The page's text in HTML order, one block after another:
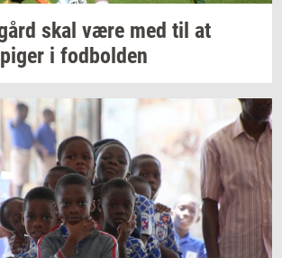
skal være med til at
i fod­bol­den